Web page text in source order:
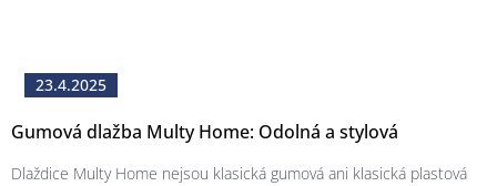
Gumová dlažba Multy Home: Odolná a stylová
23.4.2025
Dlaždice Multy Home nejsou klasická gumová ani klasická plastová